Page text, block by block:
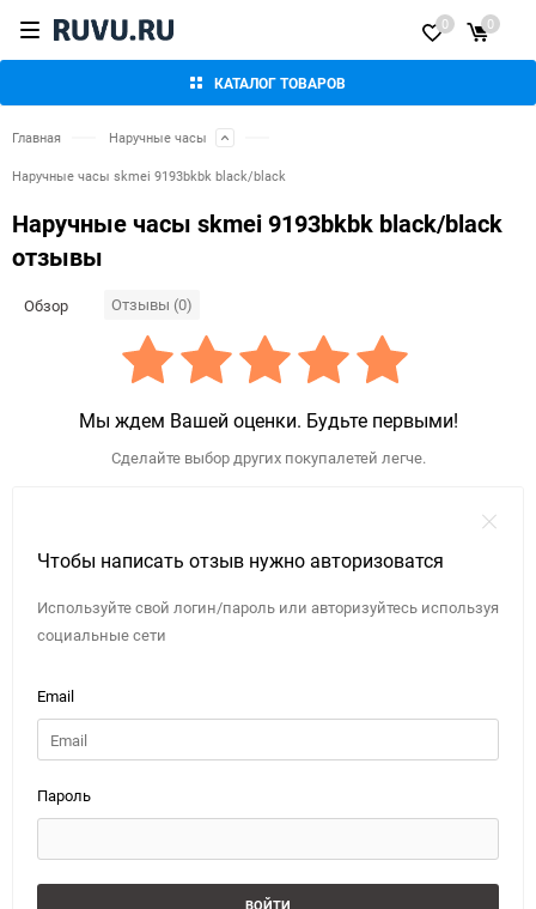
КАТАЛОГ ТОВАРОВ
0 0
Главная Наручные часы
Наручные часы skmei 9193bkbk black/black
Наручные часы skmei 9193bkbk black/black
отзывы
Обзор Отзывы (0)
Мы ждем Вашей оценки. Будьте первыми!
Сделайте выбор других покупалетей легче.
Чтобы написать отзыв нужно авторизоватся
Используйте свой логин/пароль или авторизуйтесь используя
социальные сети
Email
Пароль